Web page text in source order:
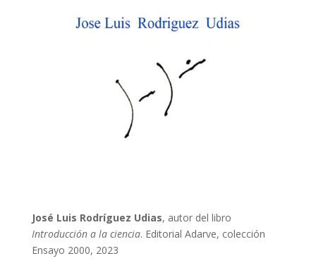
José Luis Rodríguez Udias, autor del libro
Introducción a la ciencia. Editorial Adarve, colección
Ensayo 2000, 2023